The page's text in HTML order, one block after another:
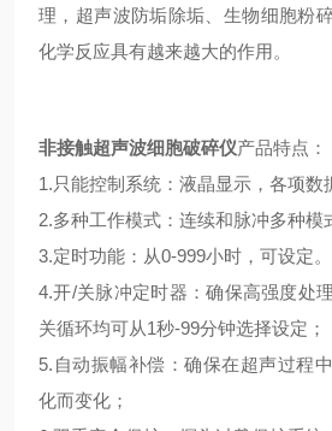
理，超声波防垢除垢、生物细胞粉
化学反应具有越来越大的作用。
非接触超声波细胞破碎仪产品特点：
1.只能控制系统：液晶显示，各项数
2.多种工作模式：连续和脉冲多种模
3.定时功能：从0-999小时，可设定。
4.开/关脉冲定时器：确保高强度处
关循环均可从1秒-99分钟选择设定；
5.自动振幅补偿：确保在超声过程
化而变化；